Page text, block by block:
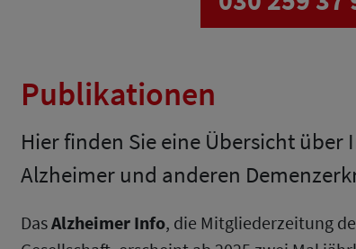
Publikationen
Hier finden Sie eine Übersicht
Alzheimer und anderen
DasAlzheimer Info, die Mitgliederzeitung